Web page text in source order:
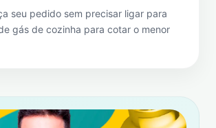
seu pedido sem precisar ligar para
gás de cozinha para cotar o menor